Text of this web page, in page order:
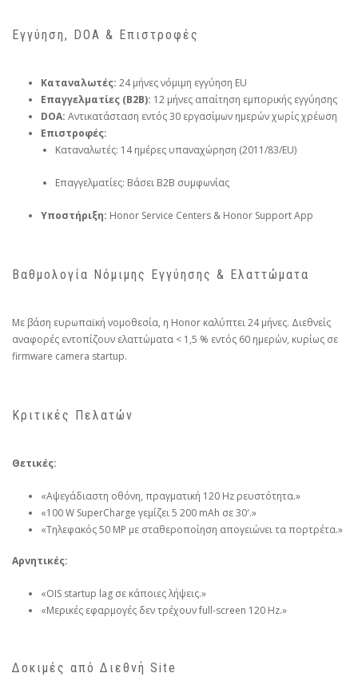
Εγγύηση, DOA & Επιστροφές
Καταναλωτές: 24 μήνες νόμιμη εγγύηση EU
Επαγγελματίες (B2B): 12 μήνες απαίτηση εμπορικής εγγύησης
DOA: Αντικατάσταση εντός 30 εργασίμων ημερών χωρίς χρέωση
Επιστροφές:
Καταναλωτές: 14 ημέρες υπαναχώρηση (2011/83/EU)
Επαγγελματίες: Βάσει B2B συμφωνίας
Υποστήριξη: Honor Service Centers & Honor Support App
Βαθμολογία Νόμιμης Εγγύησης & Ελαττώματα
Με βάση ευρωπαϊκή νομοθεσία, η Honor καλύπτει 24 μήνες. Διεθνείς
αναφορές εντοπίζουν ελαττώματα < 1,5 % εντός 60 ημερών, κυρίως σε
firmware camera startup.
Κριτικές Πελατών
Θετικές:
«Αψεγάδιαστη οθόνη, πραγματική 120 Hz ρευστότητα.»
«100 W SuperCharge γεμίζει 5 200 mAh σε 30′.»
«Τηλεφακός 50 MP με σταθεροποίηση απογειώνει τα πορτρέτα.»
Αρνητικές:
«OIS startup lag σε κάποιες λήψεις.»
«Μερικές εφαρμογές δεν τρέχουν full-screen 120 Hz.»
Δοκιμές από Διεθνή Site